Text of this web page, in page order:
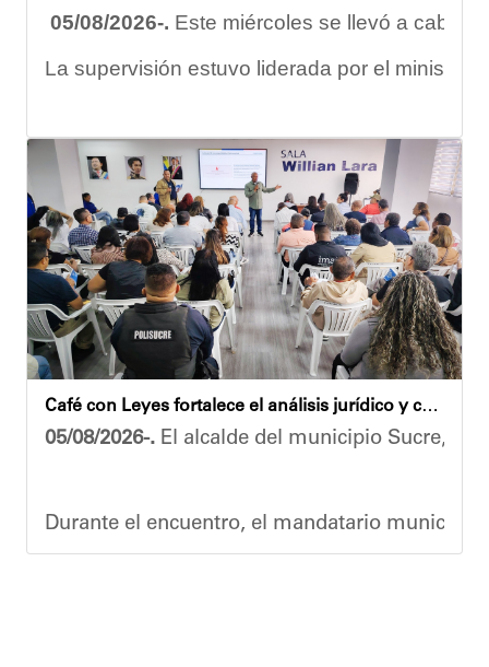
05/08/2026-. Este miércoles se llevó a cabo
La supervisión estuvo liderada por el ministro
Las obras en ejecución contemplan la pintura
El alcalde Diógenes Lara expresó sus
"Damos las gracias por esta recuperación en
​Por su parte, el gobernador del estado
​"Tenemos un desafío en todo el estado
Finalmente, el ministro de Educación, Héctor
Esta jornada ratifica el esfuerzo articulado
Café con Leyes fortalece el análisis jurídico y constitucional en el municipio Sucre
05/08/2026-. El alcalde del municipio Sucre,
Durante el encuentro, el mandatario